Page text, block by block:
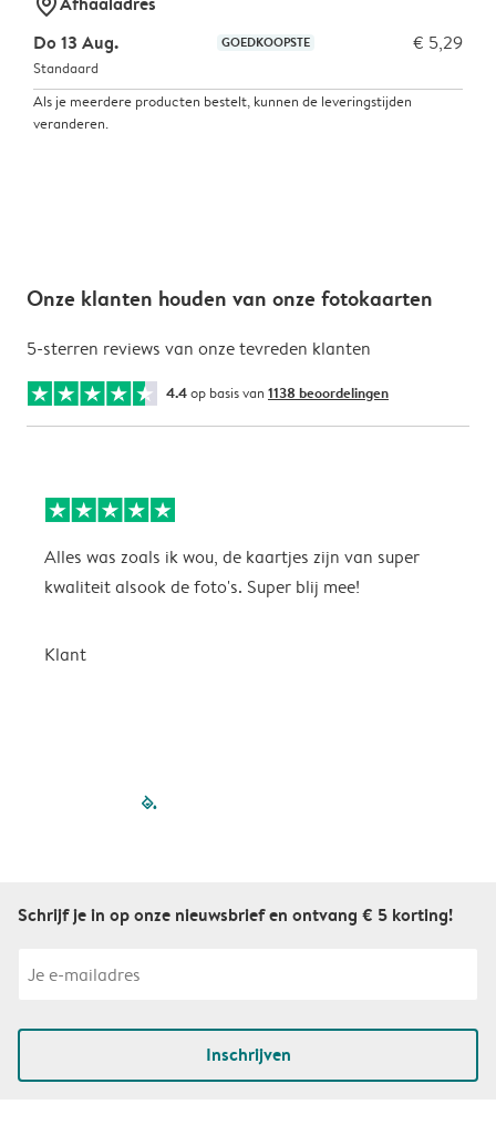
Do 13 Aug.
GOEDKOOPSTE € 5,29
Standaard
Als je meerdere producten bestelt, kunnen de leveringstijden
veranderen.
Onze klanten houden van onze fotokaarten
5-sterren reviews van onze tevreden klanten
4.4op basis van 1138 beoordelingen
Alles was zoals ik wou, de kaartjes zijn van super
kwaliteit alsook de foto's. Super blij mee!
Klant
filled-pagination
Schrijf je in op onze nieuwsbrief en ontvang € 5 korting!
Inschrijven